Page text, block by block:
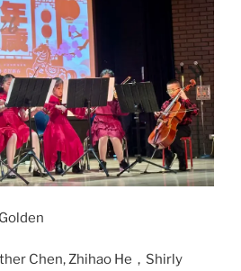
Chen, Zhihao He，Shirly